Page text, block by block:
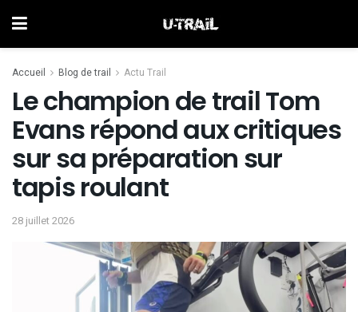
Accueil Blog de trail Actu Trail
Le champion de trail Tom
Evans répond aux critiques
sur sa préparation sur
tapis roulant
28 juillet 2026